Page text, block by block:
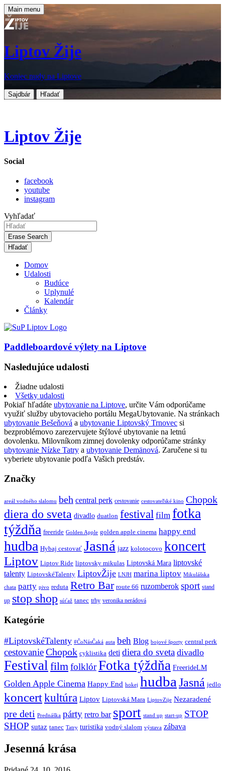
Main menu
Liptov Žije
Koniec nudy na Liptove
Sajdbár Hľadať
Liptov Žije
Social
facebook
youtube
instagram
Vyhľadať
Erase Search
Domov
Udalosti
Budúce
Uplynulé
Kalendár
Články
Paddleboardové výlety na Liptove
Nasledujúce udalosti
Žiadne udalosti
Všetky udalosti
Pokiaľ hľadáte ubytovanie na Liptove, určite Vám odporúčame
využiť služby ubytovacieho portálu MegaUbytovanie. Na stránkach
ubytovanie Bešeňová a ubytovanie Liptovský Trnovec si
bezproblémovo zarezervujete štýlové ubytovanie na letnú
dovolenku. Milovníkom zimnej dovolenky odporúčame stránky
ubytovanie Nízke Tatry a ubytovanie Demänová. Zaručene si tu
vyberiete ubytovanie podľa Vašich predstáv.
Značky
areál vodného slalomu beh central perk cestovanie cestovateľské kino Chopok
diera do sveta divadlo duatlon festival film fotka
týždňa freeride Golden Apple golden apple cinema happy end
hudba Hybaj cestovať Jasná jazz kolotocovo koncert
Liptov Liptov Ride liptovsky mikulas Liptovská Mara liptovské
talenty LiptovskéTalenty LiptovŽije LNJH marina liptov Mikulášska
chata party pivo reduta Retro Bar route 66 ruzomberok sport stand
up stop shop súťaž tanec trhy veronika nerádová
Kategórie
#LiptovskéTalenty #ČoNásČaká auta beh Blog bojové športy central perk
cestovanieChopok cyklistika deti diera do sveta divadlo
Festival filmfolklórFotka týždňa FreerideLM
Golden Apple Cinema Happy End hokej hudba Jasná jedlo
koncertkultúra Liptov Liptovská Mara LiptovZije Nezaradené
pre deti Prednáška párty retro bar sport stand up start-up STOP
SHOP sutaz tanec Tatry turistika vodný slalom výstava zábava
Jesenná krása